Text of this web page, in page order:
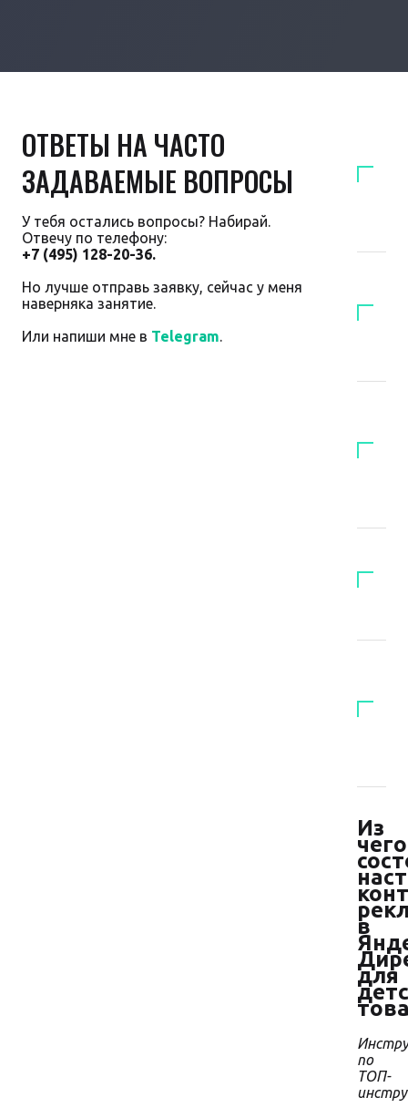
ОТВЕТЫ НА ЧАСТО
ЗАДАВАЕМЫЕ ВОПРОСЫ
У тебя остались вопросы? Набирай.
Отвечу по телефону:
+7 (495) 128-20-36.
Но лучше отправь заявку, сейчас у меня
наверняка занятие.
Или напиши мне в Telegram.
Из
чего
в
для
по
ТОП-